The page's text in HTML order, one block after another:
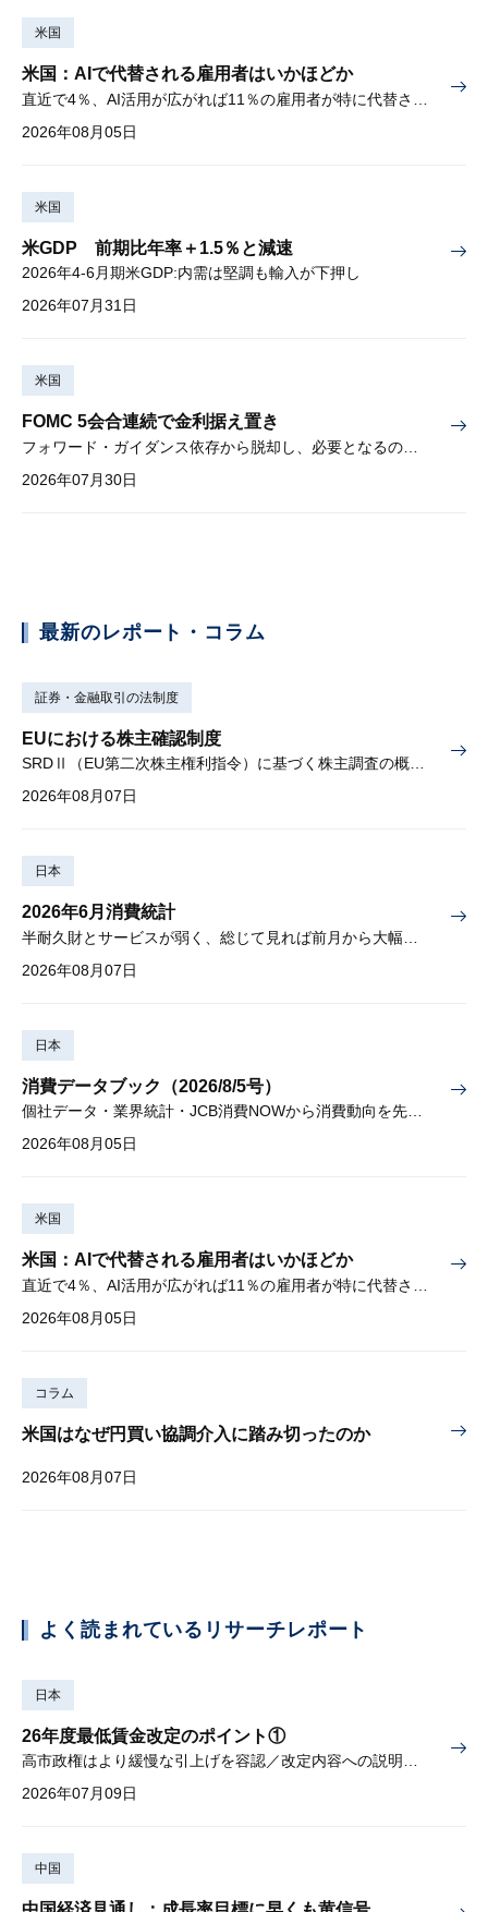
米国
米国：AIで代替される雇用者はいかほどか
2026年08月05日
米国
米GDP 前期比年率＋1.5％と減速
2026年4-6月期米GDP:内需は堅調も輸入が下押し
2026年07月31日
米国
FOMC 5会合連続で金利据え置き
2026年07月30日
最新のレポート・コラム
証券・金融取引の法制度
EUにおける株主確認制度
SRDⅡ（EU第二次株主権利指令）に基づく株主調査の概要と課題
2026年08月07日
日本
2026年6月消費統計
2026年08月07日
日本
消費データブック（2026/8/5号）
個社データ・業界統計・JCB消費NOWから消費動向を先取り
2026年08月05日
米国
米国：AIで代替される雇用者はいかほどか
2026年08月05日
コラム
米国はなぜ円買い協調介入に踏み切ったのか
2026年08月07日
よく読まれているリサーチレポート
日本
26年度最低賃金改定のポイント①
高市政権はより緩慢な引上げを容認／改定内容への説明責任が焦点
2026年07月09日
中国